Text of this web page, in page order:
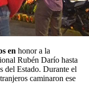
en honor a la
Rubén Darío hasta
del Estado. Durante el
caminaron ese